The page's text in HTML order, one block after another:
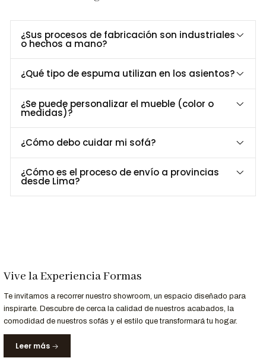
Aporta un toque elegante a cualquier rincón.
Estética y confort listos para usar.
Combina con los modelos Rimma de 2 y 3 cuerpos.
Especificación
Altura total
90 cm
Largo
104 cm
Ancho
83 cm
Estructura
Madera maciza y espuma de alta densidad
personalizadas.
Para Profesionales del Diseño
Solicita el archivo 3D del sofá Rimma para incluirlo en tus
¿Sus procesos de fabricación son industriales
o hechos a mano?
¿Qué tipo de espuma utilizan en los asientos?
¿Se puede personalizar el mueble (color o
medidas)?
¿Cómo debo cuidar mi sofá?
¿Cómo es el proceso de envío a provincias
desde Lima?
Vive la Experiencia Formas
Te invitamos a recorrer nuestro showroom, un espacio diseñado para
inspirarte. Descubre de cerca la calidad de nuestros acabados, la
comodidad de nuestros sofás y el estilo que transformará tu hogar.
Leer más